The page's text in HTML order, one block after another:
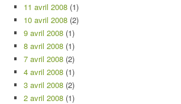
11 avril 2008 (1)
10 avril 2008 (2)
9 avril 2008 (1)
8 avril 2008 (1)
7 avril 2008 (2)
4 avril 2008 (1)
3 avril 2008 (2)
2 avril 2008 (1)